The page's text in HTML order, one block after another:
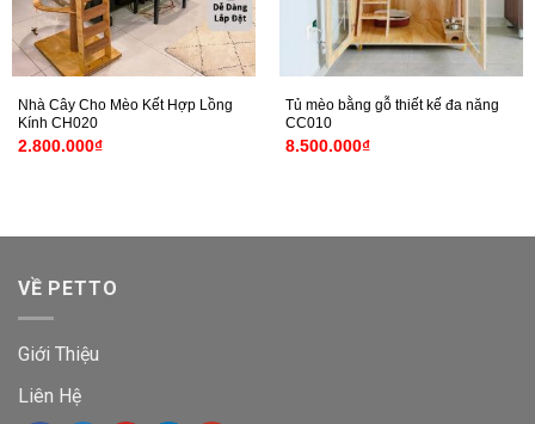
Nhà Cây Cho Mèo Kết Hợp Lồng
Kính CH020
2.800.000₫
Tủ mèo bằng gỗ thiết kế đa năng
CC010
8.500.000₫
VỀ PETTO
Giới Thiệu
Liên Hệ